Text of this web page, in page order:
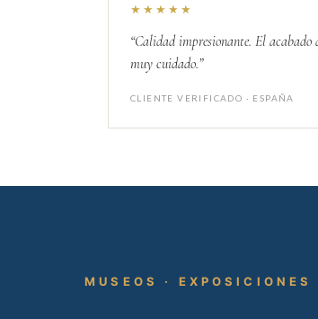
★★★★★
“Calidad impresionante. El acabado
muy cuidado.”
CLIENTE VERIFICADO · ESPAÑA
MUSEOS · EXPOSICIONES